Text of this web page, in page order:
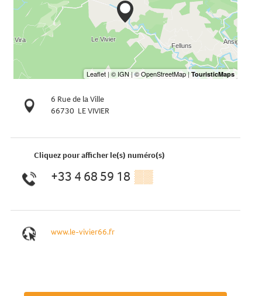
6 Rue de la Ville
66730 LE VIVIER
Cliquez pour afficher le(s) numéro(s)
+33 4 68 59 18 ▒▒
www.le-vivier66.fr